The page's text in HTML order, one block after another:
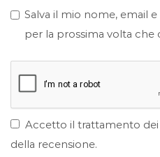
Salva il mio nome, email
per la prossima volta
Accetto il trattamento dei
della recensione.